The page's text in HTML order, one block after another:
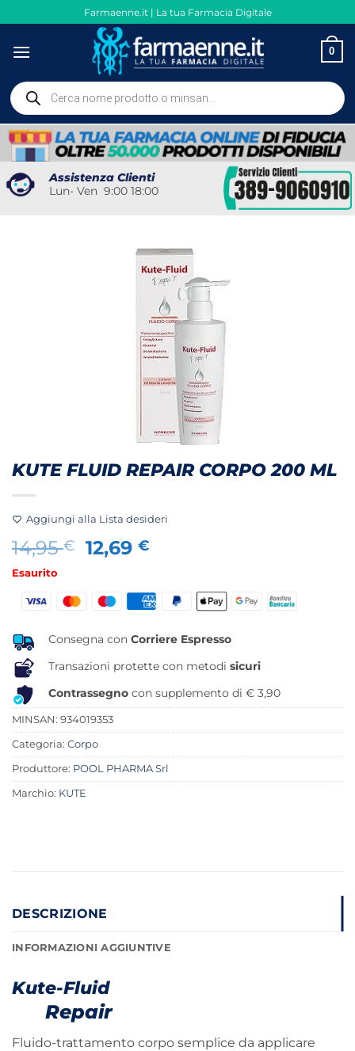
ai
contenuti
Farmaenne.it | La tua Farmacia Digitale
0
Ricerca
prodotti
Assistenza Clienti
Lun- Ven 9:00 18:00
KUTE FLUID REPAIR CORPO 200 ML
Aggiungi alla Lista desideri
14,95€
Il
era:
12,69€
attuale
è:
Esaurito
Consegna con Corriere Espresso
Transazioni protette con metodi sicuri
Contrassegno con supplemento di € 3,90
MINSAN: 934019353
Categoria: Corpo
Produttore: POOL PHARMA Srl
Marchio: KUTE
DESCRIZIONE
INFORMAZIONI AGGIUNTIVE
Kute-Fluid
Repair
Fluido-trattamento corpo semplice da applicare